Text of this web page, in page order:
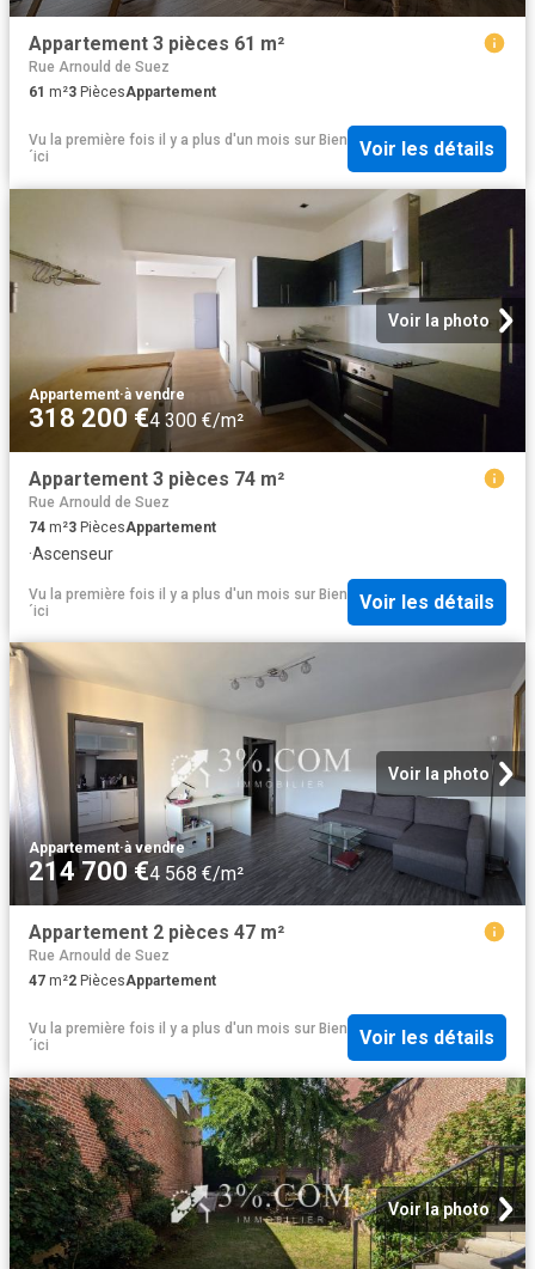
Appartement 3 pièces 61 m²
Rue Arnould de Suez
61 m²3 PiècesAppartement
Vu la première fois il y a plus d'un mois sur Bien
´ici
Voir les détails
Voir la photo
Appartement·à vendre
318 200 €4 300 €/m²
Appartement 3 pièces 74 m²
Rue Arnould de Suez
74 m²3 PiècesAppartement
·Ascenseur
Vu la première fois il y a plus d'un mois sur Bien
´ici
Voir les détails
Voir la photo
Appartement·à vendre
214 700 €4 568 €/m²
Appartement 2 pièces 47 m²
Rue Arnould de Suez
47 m²2 PiècesAppartement
Vu la première fois il y a plus d'un mois sur Bien
´ici
Voir les détails
Voir la photo